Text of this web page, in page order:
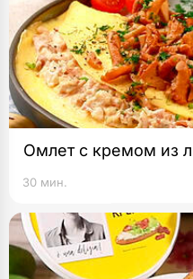
Омлет с кремом из
30 мин.